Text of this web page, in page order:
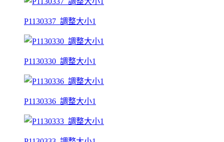
P1130337_調整大小1
P1130330_調整大小1
P1130336_調整大小1